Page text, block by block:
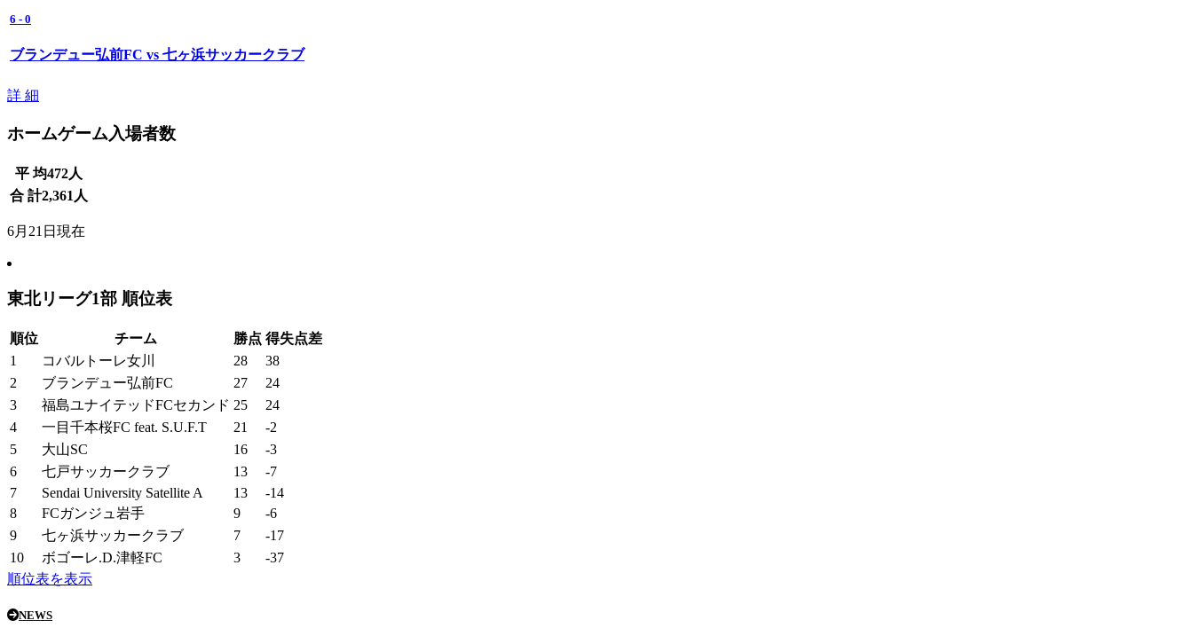
6 - 0
ブランデュー弘前FC vs 七ヶ浜サッカークラブ
詳 細
ホームゲーム入場者数
平 均472人
合 計2,361 人
6月21日現在
東北リーグ1部 順位表
順位 チーム 勝点 得失点差
1
コバルトーレ女川 28
38
2
ブランデュー弘前FC 27
24
3
福島ユナイテッドFCセカンド 25
24
4
一目千本桜FC feat. S.U.F.T 21
-2
5
大山SC 16
-3
6
七戸サッカークラブ 13
-7
7
Sendai University Satellite A 13
-14
8
FCガンジュ岩手 9
-6
9
七ヶ浜サッカークラブ 7
-17
10
ボゴーレ.D.津軽FC 3
-37
順位表を表示
NEWS